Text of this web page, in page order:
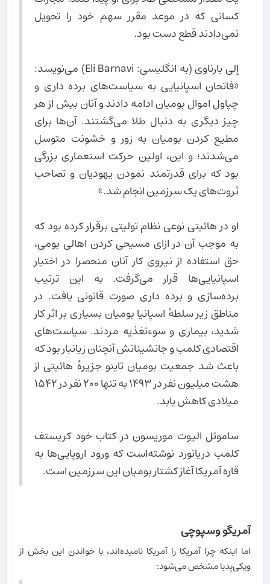
کسانی که در موعد مقرر سهم خود را تحویل
نمی‌دادند قطع دست بود.
إلی بارناوی (به انگلیسی: Eli Barnavi) می‌نویسد:
«فاتحان اسپانیایی به سیاست‌های برده داری و
چپاول اموال بومیان ادامه دادند و آنان بیش از هر
چیز دیگری به دنبال طلا می‌گشتند. آن‌ها برای
مطیع کردن بومیان به زور و خشونت متوسل
می‌شدند؛ و این، اولین حرکت استعماری بزرگی
بود که برای قدرتمند نمودن یهودیان و تصاحب
ثروت‌های یک سرزمین انجام شد.»
او در هائیتی نوعی نظام تولیتی برقرار کرده بود که
به موجب آن در ازای مسیحی کردن اهالی بومی،
حق استفاده از نیروی کار آنان منحصرا در اختیار
اسپانیایی‌ها قرار می‌گرفت. به این ترتیب
برده‌سازی و برده داری صورت قانونی یافت. در
مناطق زیر سلطهٔ اسپانیا بومیان بسیاری بر اثر کار
شدید، بیماری و سوءتغذیه مردند. سیاست‌های
اقتصادی کلمب و جانشینانش آنچنان زیانبار بود که
باعث شد جمعیت بومیان تاینو جزیرهٔ هائیتی از
هشت میلیون نفر در ۱۴۹۳ به تنها ۲۰۰ نفر در ۱۵۴۲
میلادی کاهش یابد.
ساموئل الیوت موریسون در کتاب خود کریستف
کلمب دریانورد نوشته‌است که ورود اروپایی‌ها به
قاره آمریکا آغاز کشتار بومیان این سرزمین است.
آمریگو وسپوچی
اما اینکه چرا آمریکا را آمریکا نامیده‌اند، با خواندن این بخش از
ویکی‌پدیا مشخص می‌شود: